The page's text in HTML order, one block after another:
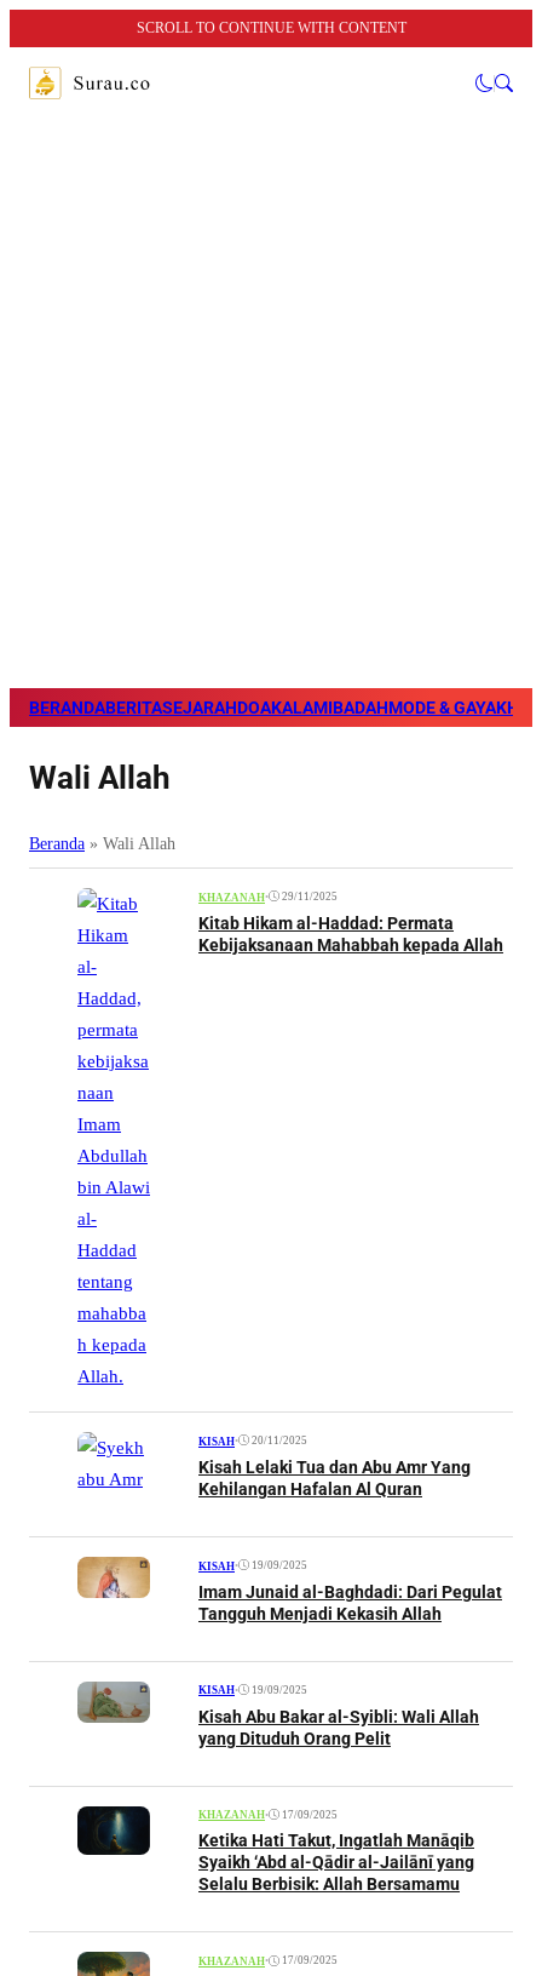
SCROLL TO CONTINUE WITH CONTENT
BERANDABERITASEJARAHDOAKALAMIBADAHMODE & GAYA
Wali Allah
Beranda » Wali Allah
KHAZANAH• 29/11/2025
Kitab Hikam al-Haddad: Permata
Kebijaksanaan Mahabbah kepada Allah
KISAH• 20/11/2025
Kisah Lelaki Tua dan Abu Amr Yang
Kehilangan Hafalan Al Quran
KISAH• 19/09/2025
Imam Junaid al-Baghdadi: Dari Pegulat
Tangguh Menjadi Kekasih Allah
KISAH• 19/09/2025
Kisah Abu Bakar al-Syibli: Wali Allah
yang Dituduh Orang Pelit
KHAZANAH• 17/09/2025
Ketika Hati Takut, Ingatlah Manāqib
Syaikh ‘Abd al-Qādir al-Jailānī yang
Selalu Berbisik: Allah Bersamamu
KHAZANAH• 17/09/2025